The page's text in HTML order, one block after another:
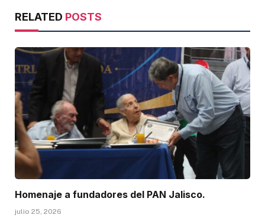
RELATED POSTS
Homenaje a fundadores del PAN Jalisco.
julio 25, 2026